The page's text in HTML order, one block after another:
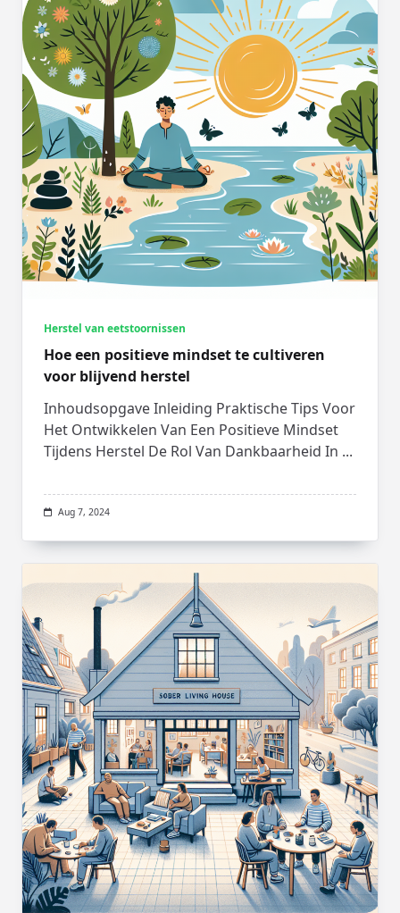
Herstel van eetstoornissen
Hoe een positieve mindset te cultiveren
voor blijvend herstel
Inhoudsopgave Inleiding Praktische Tips Voor
Het Ontwikkelen Van Een Positieve Mindset
Tijdens Herstel De Rol Van Dankbaarheid In ...
Aug 7, 2024